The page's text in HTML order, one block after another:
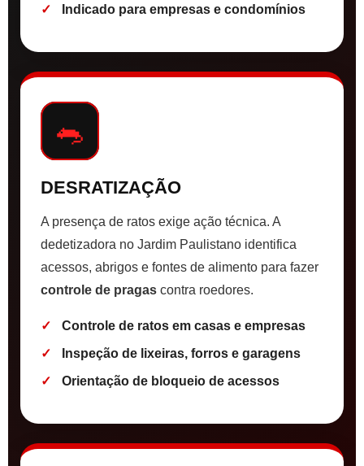
Indicado para empresas e condomínios
🐀
DESRATIZAÇÃO
A presença de ratos exige ação técnica. A
dedetizadora no Jardim Paulistano identifica
acessos, abrigos e fontes de alimento para fazer
controle de pragas contra roedores.
Controle de ratos em casas e empresas
Inspeção de lixeiras, forros e garagens
Orientação de bloqueio de acessos